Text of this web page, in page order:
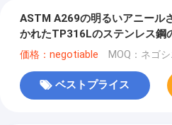
ASTM A269の明るいアニール
かれたTP316Lのステンレス鋼
価格：negotiable MOQ：ネゴ
ベストプライス